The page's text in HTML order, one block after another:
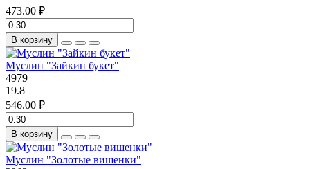
473.00 ₽
В корзину
Муслин "Зайкин букет"
4979
19.8
546.00 ₽
В корзину
Муслин "Золотые вишенки"